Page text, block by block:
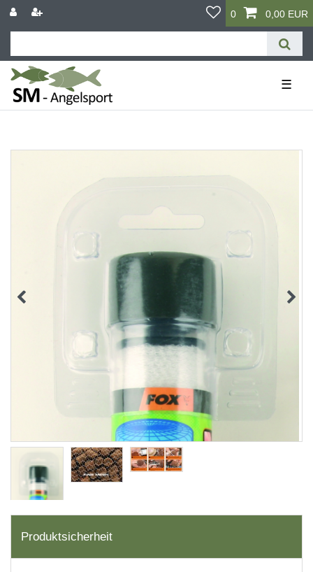
0 0,00 EUR
☰
Produktsicherheit